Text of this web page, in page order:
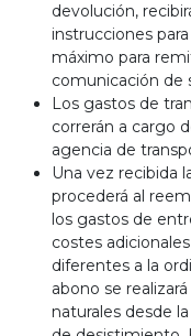
devolución,
instrucciones
máximo para
comunicación de
Los gastos de
correrán a cargo
agencia de
Una vez recibida
procederá al
los gastos de
costes
diferentes a la
abono se
naturales desde